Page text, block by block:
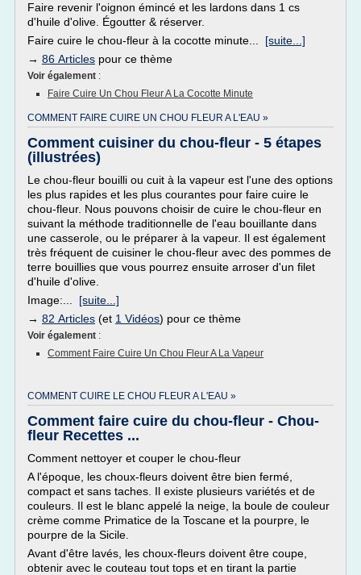
Faire revenir l'oignon émincé et les lardons dans 1 cs
d'huile d'olive. Égoutter & réserver.
Faire cuire le chou-fleur à la cocotte minute... [suite...]
→ 86 Articles pour ce thème
Voir également :
Faire Cuire Un Chou Fleur A La Cocotte Minute
COMMENT FAIRE CUIRE UN CHOU FLEUR A L'EAU »
Comment cuisiner du chou-fleur - 5 étapes
(illustrées)
Le chou-fleur bouilli ou cuit à la vapeur est l'une des options
les plus rapides et les plus courantes pour faire cuire le
chou-fleur. Nous pouvons choisir de cuire le chou-fleur en
suivant la méthode traditionnelle de l'eau bouillante dans
une casserole, ou le préparer à la vapeur. Il est également
très fréquent de cuisiner le chou-fleur avec des pommes de
terre bouillies que vous pourrez ensuite arroser d'un filet
d'huile d'olive.
Image:... [suite...]
→ 82 Articles (et 1 Vidéos) pour ce thème
Voir également :
Comment Faire Cuire Un Chou Fleur A La Vapeur
COMMENT CUIRE LE CHOU FLEUR A L'EAU »
Comment faire cuire du chou-fleur - Chou-
fleur Recettes ...
Comment nettoyer et couper le chou-fleur
A l'époque, les choux-fleurs doivent être bien fermé,
compact et sans taches. Il existe plusieurs variétés et de
couleurs. Il est le blanc appelé la neige, la boule de couleur
crème comme Primatice de la Toscane et la pourpre, le
pourpre de la Sicile.
Avant d'être lavés, les choux-fleurs doivent être coupe,
obtenir avec le couteau tout tops et en tirant la partie